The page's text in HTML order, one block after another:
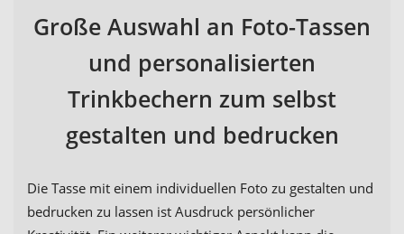
Große Auswahl an Foto-Tassen
und personalisierten
Trinkbechern zum selbst
gestalten und bedrucken
Die Tasse mit einem individuellen Foto zu gestalten und
bedrucken zu lassen ist Ausdruck persönlicher